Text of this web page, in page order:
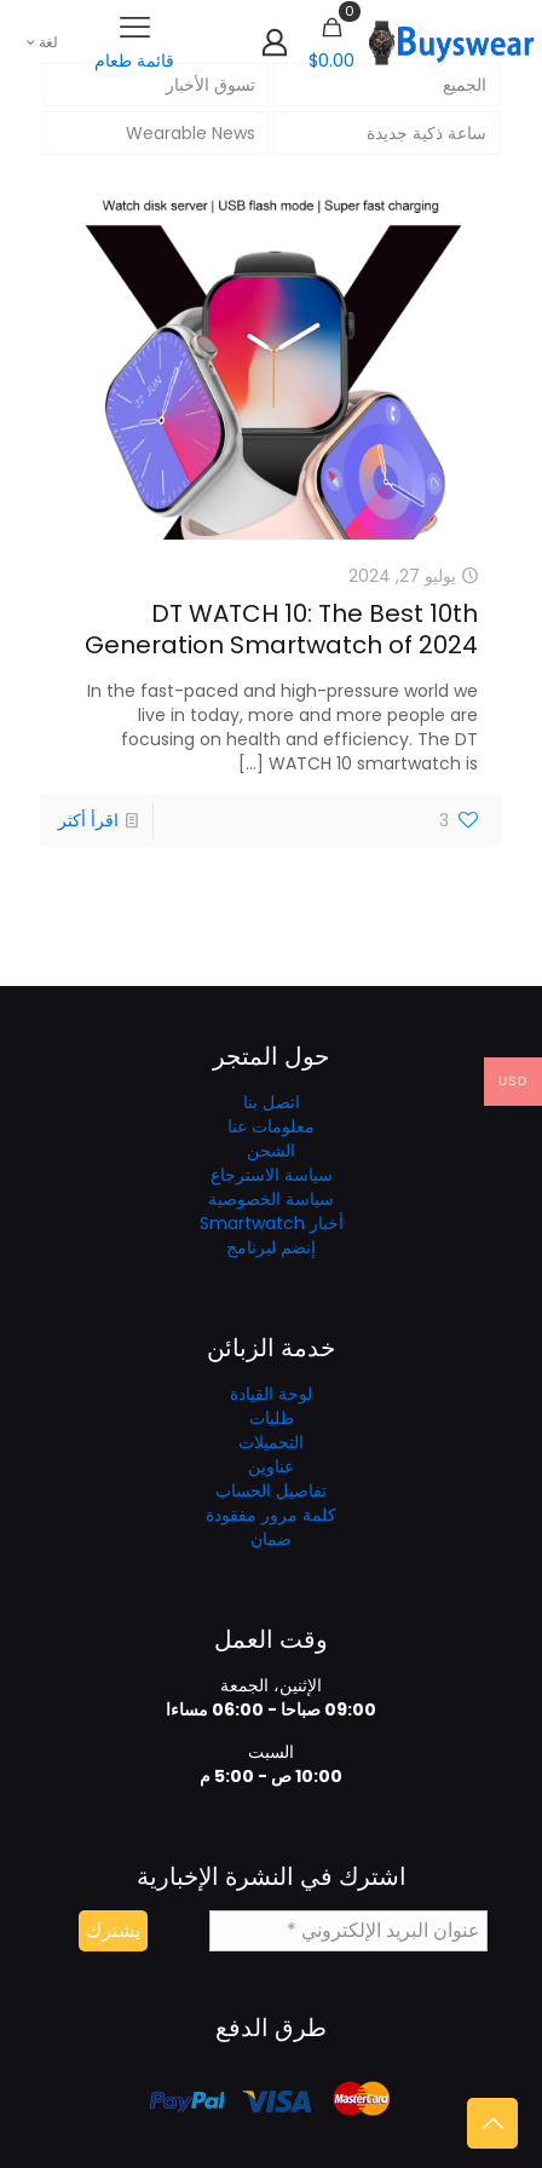
0
$0.00 قائمة طعام
لغة
الجميع
تسوق الأخبار
ساعة ذكية جديدة
Wearable News
يوليو 27, 2024
DT WATCH 10: The Best 10th
Generation Smartwatch of 2024
In the fast-paced and high-pressure world we
live in today, more and more people are
focusing on health and efficiency. The DT
WATCH 10 smartwatch is
[...]
3 اقرأ أكثر
حول المتجر
اتصل بنا
معلومات عنا
الشحن
سياسة الاسترجاع
سياسة الخصوصية
أخبار Smartwatch
إنضم لبرنامج
خدمة الزبائن
لوحة القيادة
طلبات
التحميلات
عناوين
تفاصيل الحساب
كلمة مرور مفقودة
ضمان
وقت العمل
الإثنين، الجمعة
09:00 صباحا - 06:00 مساءا
السبت
10:00 ص - 5:00 م
اشترك في النشرة الإخبارية
طرق الدفع
USD